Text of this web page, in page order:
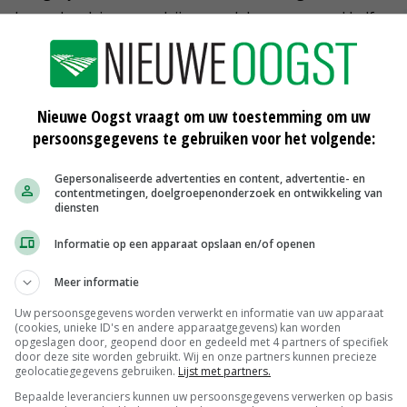
de adviseurs welzijnsvoordelen voor zowel kalf
kalveren met beperkt contact met hun moeder vaak
zogen', verklaart de Efsa.
houderijsystemen die in de Europese Unie voor
2023 wordt een wetsvoorstel van de Europese
heeft de Efsa om verschillende wetenschappelijke
in het kader van de boer-tot-
het welzijn van varkens, vleeskuikens en
hand wordt gelegd aan dierenwelzijnsadviezen
23 mei vindt een bijeenkomst plaats waarin de
en kwartels worden gepresenteerd.
Nieuwe Oogst vraagt om uw toestemming om uw
persoonsgegevens te gebruiken voor het volgende:
Gepersonaliseerde advertenties en content, advertentie- en
contentmetingen, doelgroepenonderzoek en ontwikkeling van
diensten
Informatie op een apparaat opslaan en/of openen
Meer informatie
Uw persoonsgegevens worden verwerkt en informatie van uw apparaat
(cookies, unieke ID's en andere apparaatgegevens) kan worden
opgeslagen door, geopend door en gedeeld met 4 partners of specifiek
door deze site worden gebruikt. Wij en onze partners kunnen precieze
geolocatiegegevens gebruiken. Lijst met partners.
Bepaalde leveranciers kunnen uw persoonsgegevens verwerken op basis